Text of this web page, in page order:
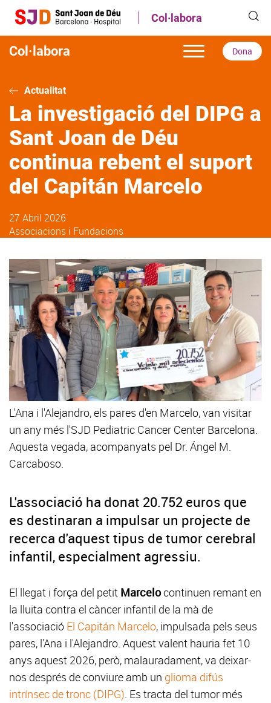
contingut
Col·labora
Col·labora Dona
Actualitat
La investigació del DIPG a
Sant Joan de Déu
continua rebent el suport
del Capitán Marcelo
27 Abril 2026
Associacions i Fundacions
L'Ana i l'Alejandro, els pares d'en Marcelo, van visitar
un any més l'SJD Pediatric Cancer Center Barcelona.
Aquesta vegada, acompanyats pel Dr. Ángel M.
Carcaboso.
L'associació ha donat 20.752 euros que
es destinaran a impulsar un projecte de
recerca d'aquest tipus de tumor cerebral
infantil, especialment agressiu.
El llegat i força del petit Marcelocontinuen remant en
la lluita contra el càncer infantil de la mà de
l'associació El Capitán Marcelo, impulsada pels seus
pares, l'Ana i l'Alejandro. Aquest valent hauria fet 10
anys aquest 2026, però, malauradament, va deixar-
nos després de conviure amb un glioma difús
intrínsec de tronc (DIPG). Es tracta del tumor més